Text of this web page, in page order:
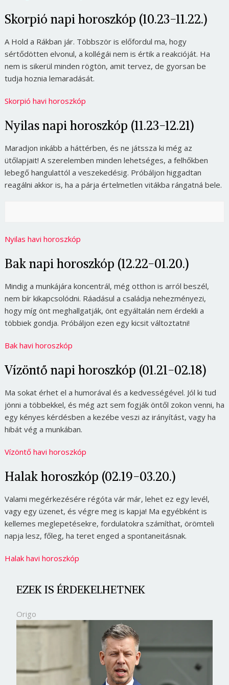
Skorpió napi horoszkóp (10.23-11.22.)
A Hold a Rákban jár. Többször is előfordul ma, hogy
sértődötten elvonul, a kollégái nem is értik a reakcióját. Ha
nem is sikerül minden rögtön, amit tervez, de gyorsan be
tudja hoznia lemaradását.
Skorpió havi horoszkóp
Nyilas napi horoszkóp (11.23-12.21)
Maradjon inkább a háttérben, és ne játssza ki még az
ütőlapjait! A szerelemben minden lehetséges, a felhőkben
lebegő hangulattól a veszekedésig. Próbáljon higgadtan
reagálni akkor is, ha a párja értelmetlen vitákba rángatná bele.
Nyilas havi horoszkóp
Bak napi horoszkóp (12.22-01.20.)
Mindig a munkájára koncentrál, még otthon is arról beszél,
nem bír kikapcsolódni. Ráadásul a családja nehezményezi,
hogy míg önt meghallgatják, önt egyáltalán nem érdekli a
többiek gondja. Próbáljon ezen egy kicsit változtatni!
Bak havi horoszkóp
Vízöntő napi horoszkóp (01.21-02.18)
Ma sokat érhet el a humorával és a kedvességével. Jól ki tud
jönni a többekkel, és még azt sem fogják öntől zokon venni, ha
egy kényes kérdésben a kezébe veszi az irányítást, vagy ha
hibát vég a munkában.
Vízöntő havi horoszkóp
Halak horoszkóp (02.19-03.20.)
Valami megérkezésére régóta vár már, lehet ez egy levél,
vagy egy üzenet, és végre meg is kapja! Ma egyébként is
kellemes meglepetésekre, fordulatokra számíthat, örömteli
napja lesz, főleg, ha teret enged a spontaneitásnak.
Halak havi horoszkóp
EZEK IS ÉRDEKELHETNEK
Origo